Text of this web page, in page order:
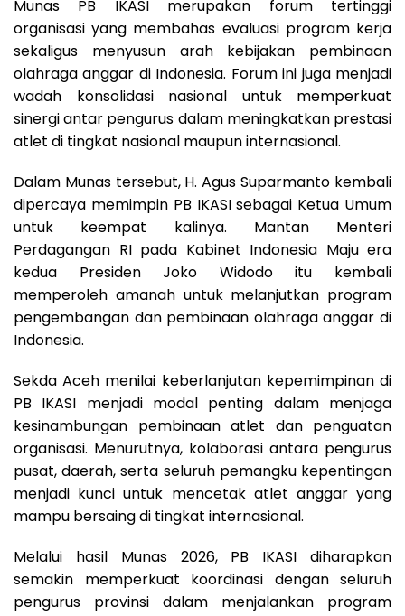
Munas PB IKASI merupakan forum tertinggi
organisasi yang membahas evaluasi program kerja
sekaligus menyusun arah kebijakan pembinaan
olahraga anggar di Indonesia. Forum ini juga menjadi
wadah konsolidasi nasional untuk memperkuat
sinergi antar pengurus dalam meningkatkan prestasi
atlet di tingkat nasional maupun internasional.
Dalam Munas tersebut, H. Agus Suparmanto kembali
dipercaya memimpin PB IKASI sebagai Ketua Umum
untuk keempat kalinya. Mantan Menteri
Perdagangan RI pada Kabinet Indonesia Maju era
kedua Presiden Joko Widodo itu kembali
memperoleh amanah untuk melanjutkan program
pengembangan dan pembinaan olahraga anggar di
Indonesia.
Sekda Aceh menilai keberlanjutan kepemimpinan di
PB IKASI menjadi modal penting dalam menjaga
kesinambungan pembinaan atlet dan penguatan
organisasi. Menurutnya, kolaborasi antara pengurus
pusat, daerah, serta seluruh pemangku kepentingan
menjadi kunci untuk mencetak atlet anggar yang
mampu bersaing di tingkat internasional.
Melalui hasil Munas 2026, PB IKASI diharapkan
semakin memperkuat koordinasi dengan seluruh
pengurus provinsi dalam menjalankan program